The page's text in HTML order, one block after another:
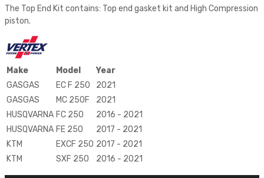
The Top End Kit contains: Top end gasket kit and High Compression
piston.
Make Model
Year
GASGAS
EC F 250
2021
GASGAS
MC 250F
2021
HUSQVARNA FC 250
2016 - 2021
HUSQVARNA FE 250
2017 - 2021
KTM
EXCF 250 2017 - 2021
KTM
SXF 250 2016 - 2021